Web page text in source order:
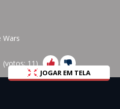
Wars
(votos:11)
JOGAR EM TELA